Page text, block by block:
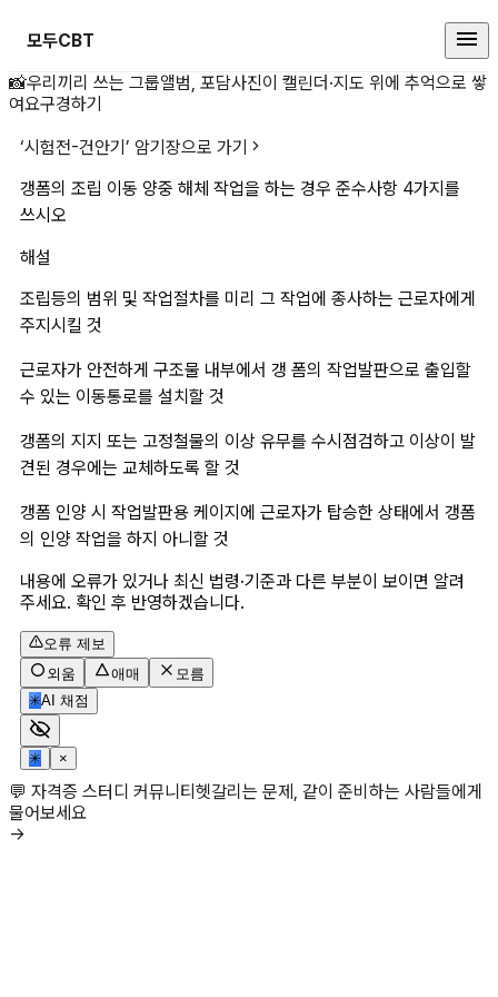
모두CBT
갱폼의 조립 이동 양중 해체 작업
📸우리끼리 쓰는 그룹앨범, 포담사진이 캘린더·지도 위에 추억으로 쌓
여요구경하기
‘시험전-건안기’ 암기장으로 가기
갱폼의 조립 이동 양중 해체 작업을 하는 경우 준수사항 4가지를
해설
조립등의 범위 및 작업절차를 미리 그 작업에 종사하는 근로자에게
주지시킬 것
근로자가 안전하게 구조물 내부에서 갱 폼의 작업발판으로 출입할
수 있는 이동통로를 설치할 것
갱폼의 지지 또는 고정철물의 이상 유무를 수시점검하고 이상이 발
견된 경우에는 교체하도록 할 것
갱폼 인양 시 작업발판용 케이지에 근로자가 탑승한 상태에서 갱폼
의 인양 작업을 하지 아니할 것
내용에 오류가 있거나 최신 법령·기준과 다른 부분이 보이면 알려
주세요. 확인 후 반영하겠습니다.
오류 제보
외움
애매
모름
✳AI 채점
✳ ×
💬 자격증 스터디 커뮤니티헷갈리는 문제, 같이 준비하는 사람들에게
물어보세요
→